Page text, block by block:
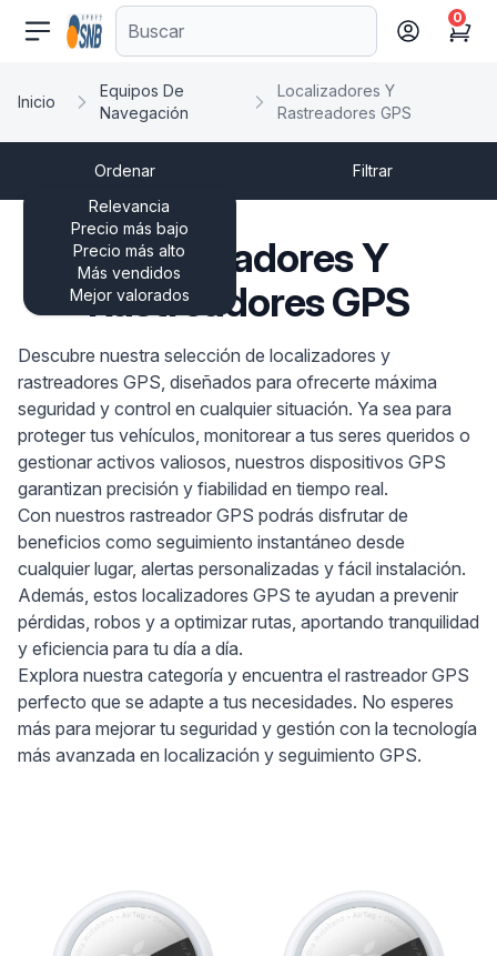
comercioseguro.es
Cart
0
Inicio
Equipos De
Navegación
Localizadores Y
Rastreadores GPS
Ordenar
Relevancia
Precio más bajo
Precio más alto
Más vendidos
Mejor valorados
Filtrar
Localizadores Y
Rastreadores GPS
Descubre nuestra selección de localizadores y
rastreadores GPS, diseñados para ofrecerte máxima
seguridad y control en cualquier situación. Ya sea para
proteger tus vehículos, monitorear a tus seres queridos o
gestionar activos valiosos, nuestros dispositivos GPS
garantizan precisión y fiabilidad en tiempo real.
Con nuestros rastreador GPS podrás disfrutar de
beneficios como seguimiento instantáneo desde
cualquier lugar, alertas personalizadas y fácil instalación.
Además, estos localizadores GPS te ayudan a prevenir
pérdidas, robos y a optimizar rutas, aportando tranquilidad
y eficiencia para tu día a día.
Explora nuestra categoría y encuentra el rastreador GPS
perfecto que se adapte a tus necesidades. No esperes
más para mejorar tu seguridad y gestión con la tecnología
más avanzada en localización y seguimiento GPS.